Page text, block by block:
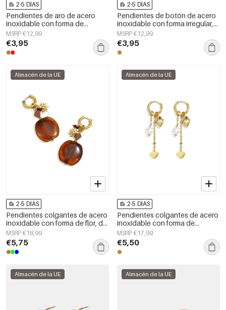
2-5 DÍAS
Pendientes de aro de acero
inoxidable con forma de
corazón, sencillos, de la serie
Daily Simple, joyería para mujer.
MSRP €12,99
€3,95
2-5 DÍAS
Pendientes de botón de acero
inoxidable con forma irregular,
sencillos, de la serie Daily
Simple, joyería para mujer.
MSRP €12,99
€3,95
Almacén de la UE
2-5 DÍAS
Pendientes colgantes de acero
inoxidable con forma de flor, de
la serie Daily Simple, joyería para
mujer.
MSRP €18,99
€5,75
Almacén de la UE
2-5 DÍAS
Pendientes colgantes de acero
inoxidable con forma de
corazón, sencillos, de la serie
Daily Simple, joyería para mujer.
MSRP €17,99
€5,50
Almacén de la UE Almacén de la UE